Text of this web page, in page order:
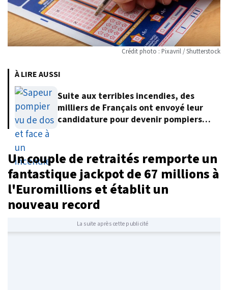
Crédit photo : Pixavril / Shutterstock
À LIRE AUSSI
Suite aux terribles incendies, des
milliers de Français ont envoyé leur
candidature pour devenir pompiers
Un couple de retraités remporte un
fantastique jackpot de 67 millions à
l'Euromillions et établit un
nouveau record
La suite après cette publicité